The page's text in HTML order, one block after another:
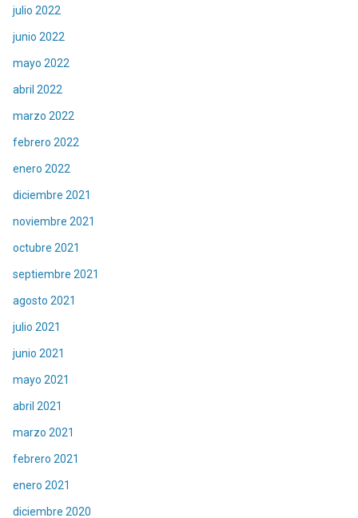
julio 2022
junio 2022
mayo 2022
abril 2022
marzo 2022
febrero 2022
enero 2022
diciembre 2021
noviembre 2021
octubre 2021
septiembre 2021
agosto 2021
julio 2021
junio 2021
mayo 2021
abril 2021
marzo 2021
febrero 2021
enero 2021
diciembre 2020